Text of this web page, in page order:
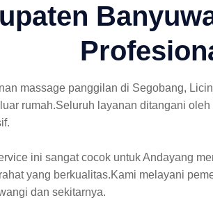
massage panggilan di Segobang,
rumah.Seluruh layanan ditangani
ini sangat cocok untuk Andayang
yang berkualitas.Kami melayani
dan sekitarnya.